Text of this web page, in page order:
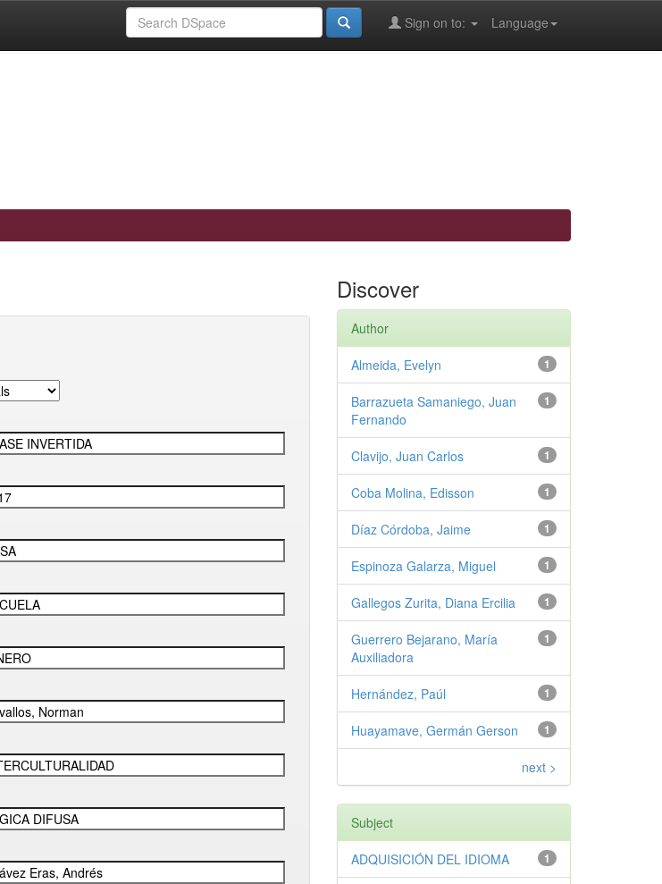
Language
Sign on to:
Discover
Author
1
Almeida, Evelyn
1
Barrazueta Samaniego, Juan
Fernando
1
Clavijo, Juan Carlos
1
Coba Molina, Edisson
1
Díaz Córdoba, Jaime
1
Espinoza Galarza, Miguel
1
Gallegos Zurita, Diana Ercilia
1
Guerrero Bejarano, María
Auxiliadora
1
Hernández, Paúl
1
Huayamave, Germán Gerson
next >
Subject
1
ADQUISICIÓN DEL IDIOMA